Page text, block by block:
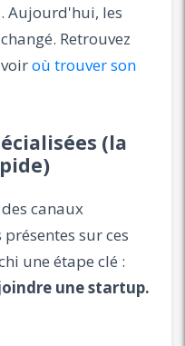
Aujourd'hui, les
Retrouvez
où trouver son
(la
canaux
sur ces
une étape clé :
une startup.